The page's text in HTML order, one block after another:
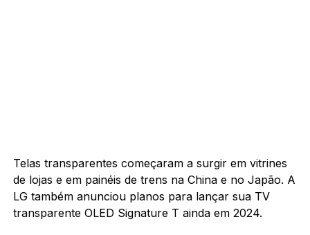
Telas transparentes começaram a surgir em vitrines
de lojas e em painéis de trens na China e no Japão. A
LG também anunciou planos para lançar sua TV
transparente OLED Signature T ainda em 2024.